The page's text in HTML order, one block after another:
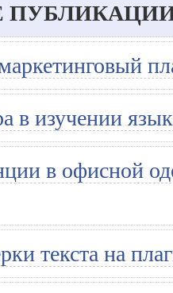
в изучении
в офисной
текста на